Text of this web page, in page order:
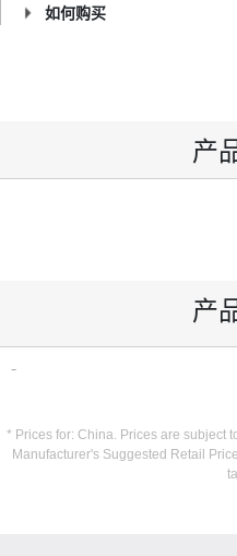
如何购买
产
产
* Prices for: China. Prices are subject
Manufacturer's Suggested Retail